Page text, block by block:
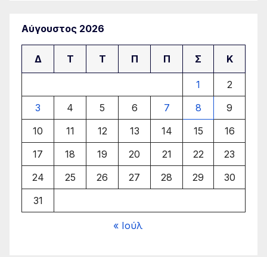
Αύγουστος 2026
Δ Τ Τ Π Π Σ Κ
1
2
3
4 5 6 7 8
9
10
11 12 13 14 15
16
17
18 19 20 21 22
23
24
25 26 27 28 29
30
31
« Ιούλ